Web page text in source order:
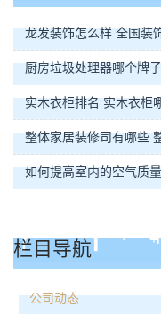
龙发装饰怎么样 全国装
厨房垃圾处理器哪个牌
实木衣柜排名 实木衣柜
整体家居装修司有哪些
如何提高室内的空气质
栏目导航
公司动态